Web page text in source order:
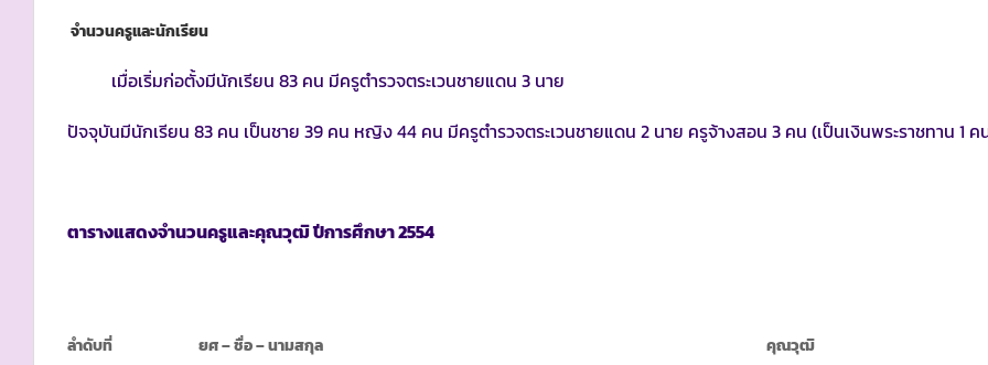
จำนวนครูและนักเรียน
เมื่อเริ่มก่อตั้งมีนักเรียน 83 คน มีครูตำรวจตระเวนชายแดน 3 นาย
ปัจจุบันมีนักเรียน 83 คน เป็นชาย 39 คน หญิง 44 คน มีครูตำรวจตระเวนชายแดน 2 นาย ครูจ้างสอน 3 คน (เป็นเงินพระราชทาน 1 ค
ตารางแสดงจำนวนครูและคุณวุฒิ ปีการศึกษา2554
ลำดับที่ ยศ– ชื่อ – นามสกุล คุณวุฒิ